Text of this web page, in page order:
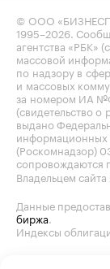
© ООО
1995–2026 .
агентства «РБК»
массовой
по надзору в
и массовых
за номером ИА
(свидетельство
выдано
информационных
(Роскомнадзор)
сопровождаются
Владельцем
Данные
биржа
Индексы